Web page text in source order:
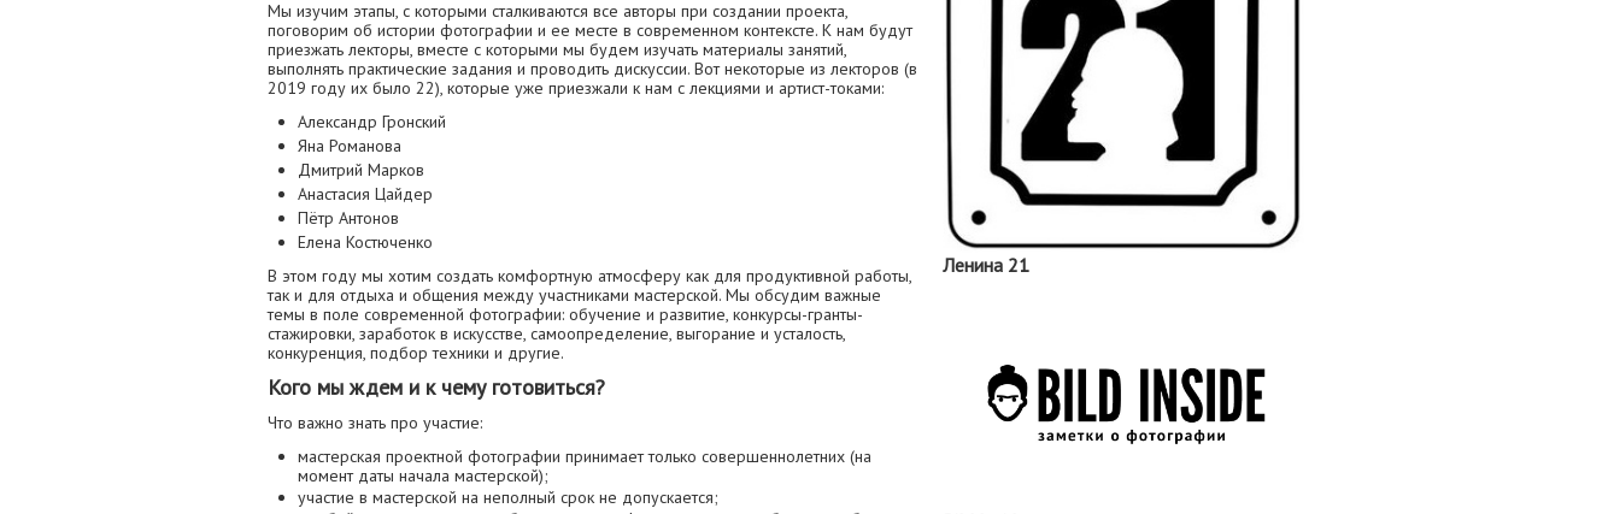
Мы изучим этапы, с которыми сталкиваются все авторы при создании проекта,
поговорим об истории фотографии и ее месте в современном контексте. К нам будут
приезжать лекторы, вместе с которыми мы будем изучать материалы занятий,
выполнять практические задания и проводить дискуссии. Вот некоторые из лекторов (в
2019 году их было 22), которые уже приезжали к нам с лекциями и артист-токами:
Александр Гронский
Яна Романова
Дмитрий Марков
Анастасия Цайдер
Пётр Антонов
Елена Костюченко
В этом году мы хотим создать комфортную атмосферу как для продуктивной работы,
так и для отдыха и общения между участниками мастерской. Мы обсудим важные
темы в поле современной фотографии: обучение и развитие, конкурсы-гранты-
стажировки, заработок в искусстве, самоопределение, выгорание и усталость,
конкуренция, подбор техники и другие.
Кого мы ждем и к чему готовиться?
Что важно знать про участие:
мастерская проектной фотографии принимает только совершеннолетних (на
момент даты начала мастерской);
участие в мастерской на неполный срок не допускается;
Ленина 21